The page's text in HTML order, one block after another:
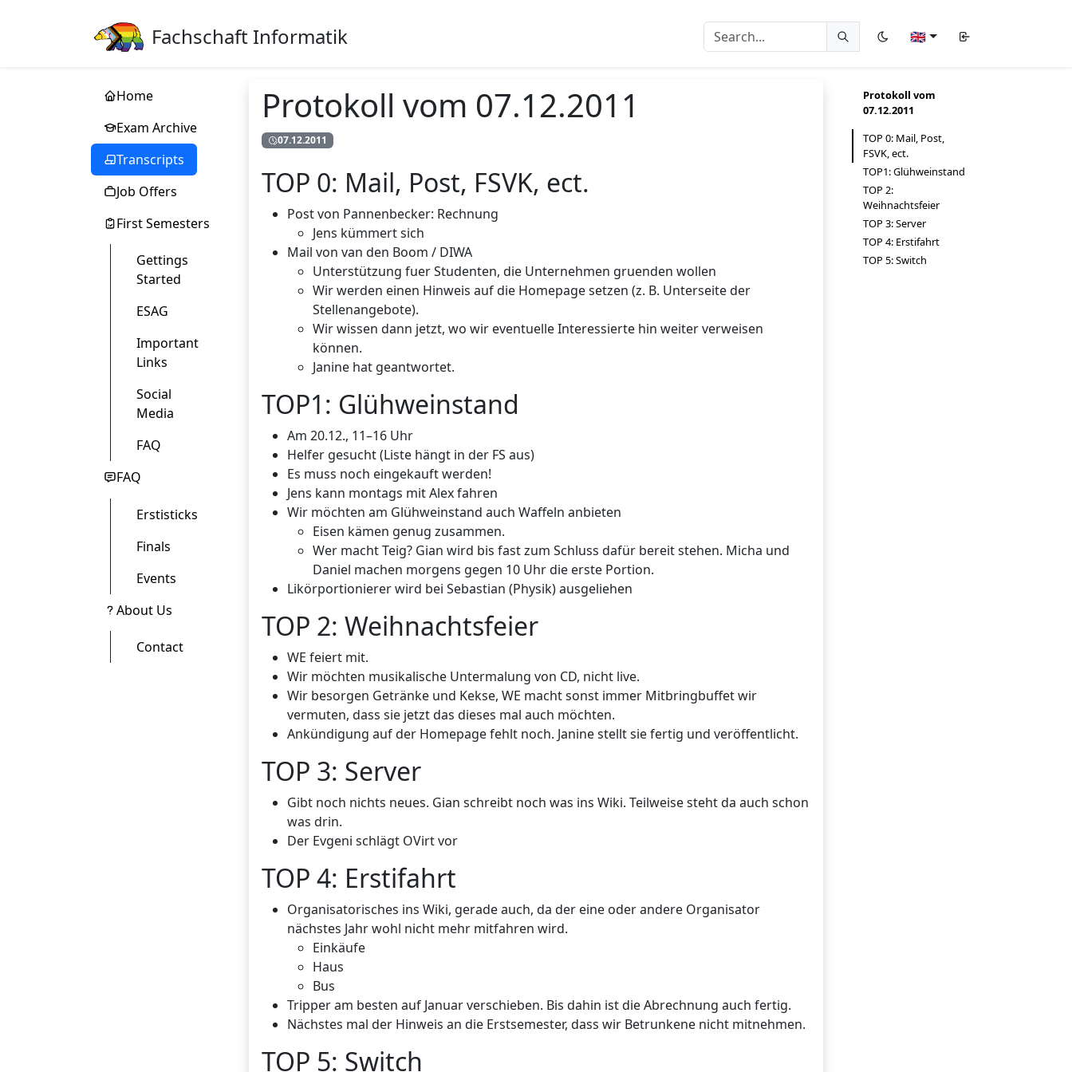
Fachschaft Informatik 🇬🇧
Home
Exam Archive
Transcripts
Job Offers
First Semesters
Gettings
Started
ESAG
Important
Links
Social
Media
FAQ
FAQ
Erstisticks
Finals
Events
About Us
Contact
Protokoll vom 07.12.2011
07.12.2011
TOP 0: Mail, Post, FSVK, ect.
Post von Pannenbecker: Rechnung
Jens kümmert sich
Mail von van den Boom / DIWA
Unterstützung fuer Studenten, die Unternehmen gruenden wollen
Wir werden einen Hinweis auf die Homepage setzen (z. B. Unterseite der
Stellenangebote).
Wir wissen dann jetzt, wo wir eventuelle Interessierte hin weiter verweisen
können.
Janine hat geantwortet.
TOP1: Glühweinstand
Am 20.12., 11–16 Uhr
Helfer gesucht (Liste hängt in der FS aus)
Es muss noch eingekauft werden!
Jens kann montags mit Alex fahren
Wir möchten am Glühweinstand auch Waffeln anbieten
Eisen kämen genug zusammen.
Wer macht Teig? Gian wird bis fast zum Schluss dafür bereit stehen. Micha und
Daniel machen morgens gegen 10 Uhr die erste Portion.
Likörportionierer wird bei Sebastian (Physik) ausgeliehen
TOP 2: Weihnachtsfeier
WE feiert mit.
Wir möchten musikalische Untermalung von CD, nicht live.
Wir besorgen Getränke und Kekse, WE macht sonst immer Mitbringbuffet wir
vermuten, dass sie jetzt das dieses mal auch möchten.
Ankündigung auf der Homepage fehlt noch. Janine stellt sie fertig und veröffentlicht.
TOP 3: Server
Gibt noch nichts neues. Gian schreibt noch was ins Wiki. Teilweise steht da auch schon
was drin.
Der Evgeni schlägt OVirt vor
TOP 4: Erstifahrt
Organisatorisches ins Wiki, gerade auch, da der eine oder andere Organisator
nächstes Jahr wohl nicht mehr mitfahren wird.
Einkäufe
Haus
Bus
Tripper am besten auf Januar verschieben. Bis dahin ist die Abrechnung auch fertig.
Nächstes mal der Hinweis an die Erstsemester, dass wir Betrunkene nicht mitnehmen.
TOP 5: Switch
Protokoll vom
07.12.2011
TOP 0: Mail, Post,
FSVK, ect.
TOP1: Glühweinstand
TOP 2:
Weihnachtsfeier
TOP 3: Server
TOP 4: Erstifahrt
TOP 5: Switch